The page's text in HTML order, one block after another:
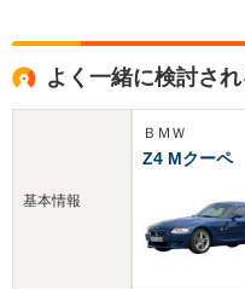
よく一緒に検討さ
基本情報
ＢＭＷ
Z4 Mクーペ